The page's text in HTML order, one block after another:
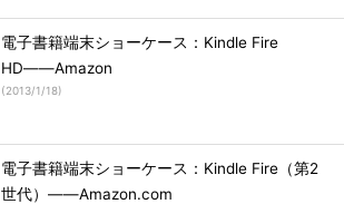
電子書籍端末ショーケース：Kindle Fire
HD――Amazon
(2013/1/18)
電子書籍端末ショーケース：Kindle Fire（第2
世代）――Amazon.com